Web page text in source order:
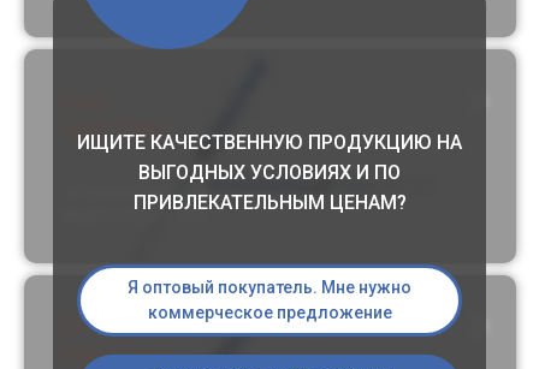
расширенная градуировка до 3,2 мл
МедВэй Луер Слип
5 мл
Луер Слип
Я оптовый покупатель. Мне нужно
коммерческое предложение
ИЩИТЕ КАЧЕСТВЕННУЮ ПРОДУКЦИЮ НА
ВЫГОДНЫХ УСЛОВИЯХ И ПО
ПРИВЛЕКАТЕЛЬНЫМ ЦЕНАМ?